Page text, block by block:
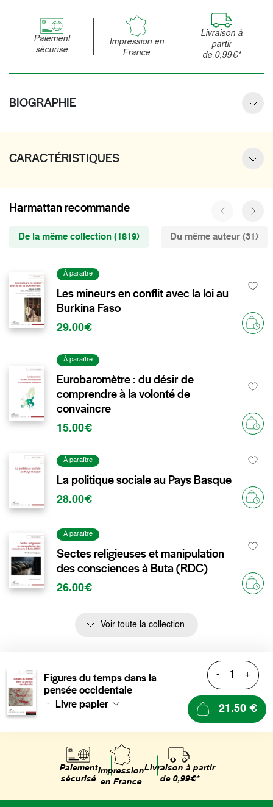
Paiement
sécurise
Impression en
France
Livraison à
partir
de 0,99€*
BIOGRAPHIE
CARACTÉRISTIQUES
Harmattan recommande
De la même collection (1819) Du même auteur (31)
À paraître
Les mineurs en conflit avec la loi au
Burkina Faso
29.00€
À paraître
Eurobaromètre : du désir de
comprendre à la volonté de
convaincre
15.00€
À paraître
La politique sociale au Pays Basque
28.00€
À paraître
Sectes religieuses et manipulation
des consciences à Buta (RDC)
26.00€
Voir toute la collection
Figures du temps dans la
pensée occidentale
- Livre papier
- +
21.50 €
Paiement
sécurisé
Impression
en France
Livraison à partir
de 0,99€*